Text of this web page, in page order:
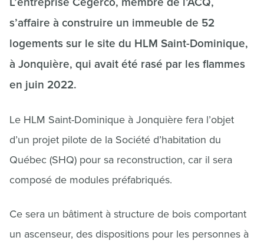
s’affaire à construire un immeuble de 52
logements sur le site du HLM Saint-Dominique,
à Jonquière, qui avait été rasé par les flammes
en juin 2022.
Le HLM Saint-Dominique à Jonquière fera l’objet
d’un projet pilote de la Société d’habitation du
Québec (SHQ) pour sa reconstruction, car il sera
composé de modules préfabriqués.
Ce sera un bâtiment à structure de bois comportant
un ascenseur, des dispositions pour les personnes à